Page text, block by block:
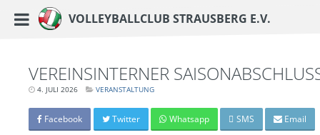
https://www.vc-strausberg.de/wp-content/themes/siehste/images/
Zum
Volleyballclub Strausberg e.V.
Haupt-Menü
VEREINSINTERNER
4. JULI 2026LETZTE
25.
MAI
2026
-
VERANSTALTUNG
Facebook Twitter Whatsapp SMS Email